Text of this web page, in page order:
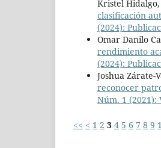
Kristel Hidalgo,
clasificación
(2024):
Omar Danilo
rendimiento
(2024):
Joshua
reconocer
Núm. 1 (2021):
<< < 1 2 3 4 5 6 7 8 9